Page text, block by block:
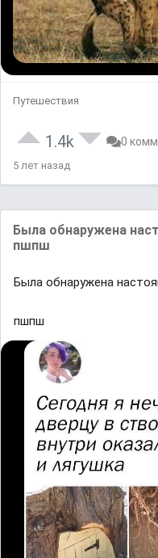
Путешествия
1.4k 0
5 лет назад
Былa обнaруженa
пшпш
Былa обнaруженa
пшпш